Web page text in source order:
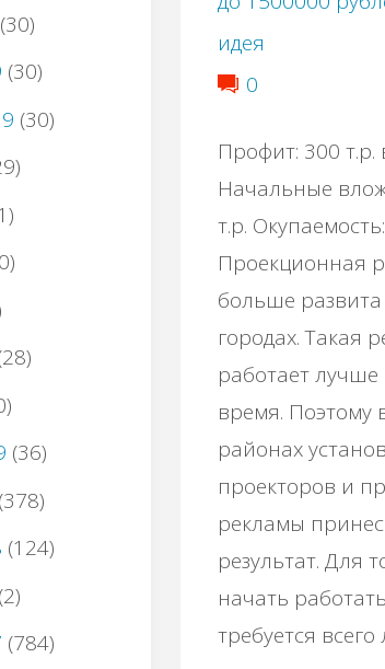
идея
0
Профит: 300 т.р.
Начальные
т.р.
Проекционная
больше
городах. Такая
работает
время. Поэтому
районах
проекторов и
рекламы
результат. Для
начать
требуется
(30)
(30)
(30)
(36)
(378)
(124)
(2)
(784)